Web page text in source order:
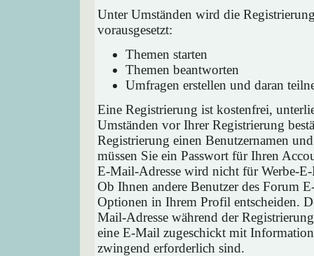
Unter Umständen wird die
vorausgesetzt:
Themen starten
Themen beantworten
Umfragen erstellen und daran
Eine Registrierung ist kostenfrei,
Umständen vor Ihrer Registrierung
Registrierung einen Benutzernamen
müssen Sie ein Passwort für Ihren
E-Mail-Adresse wird nicht für Werbe-
Ob Ihnen andere Benutzer des Forum
Optionen in Ihrem Profil entscheiden.
Mail-Adresse während der
eine E-Mail zugeschickt mit
zwingend erforderlich sind.